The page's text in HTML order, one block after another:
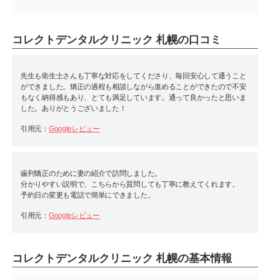
コレクトデンタルクリニック 札幌の口コミ
先生も衛生士さんも丁寧な対応をしてくださり、毎回安心して通うこと
ができました。矯正の過程も相談しながら進めることができたので不安
もなく納得感もあり、とても満足しています。通って良かったと思いま
した。ありがとうございました！
引用元： Googleレビュー
歯列矯正のために妻の紹介で訪問しました。
分かりやすい説明で、こちらから質問しても丁寧に教えてくれます。
予約日の変更も電話で簡単にできました。
引用元： Googleレビュー
コレクトデンタルクリニック 札幌の基本情報